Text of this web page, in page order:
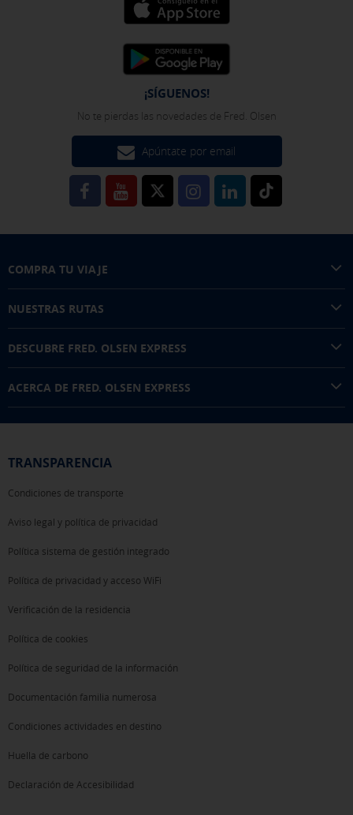
¡SÍGUENOS!
No te pierdas las novedades de Fred. Olsen
Apúntate por email
COMPRA TU VIAJE
NUESTRAS RUTAS
DESCUBRE FRED. OLSEN EXPRESS
ACERCA DE FRED. OLSEN EXPRESS
TRANSPARENCIA
Condiciones de transporte
Aviso legal y política de privacidad
Política sistema de gestión integrado
Política de privacidad y acceso WiFi
Verificación de la residencia
Política de cookies
Política de seguridad de la información
Documentación familia numerosa
Condiciones actividades en destino
Huella de carbono
Declaración de Accesibilidad